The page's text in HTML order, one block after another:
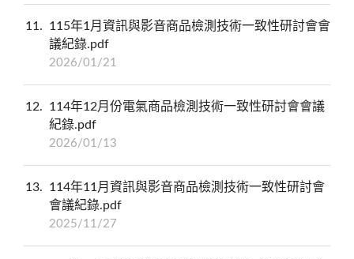
11
115年1月資訊與影音商品檢測技術一致性研討會會
議紀錄.pdf
2026/01/21
12
114年12月份電氣商品檢測技術一致性研討會會議
紀錄.pdf
2026/01/13
13
114年11月資訊與影音商品檢測技術一致性研討會
會議紀錄.pdf
2025/11/27